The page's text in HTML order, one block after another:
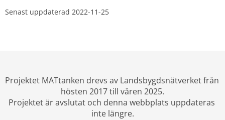
Senast uppdaterad 2022-11-25
Projektet MATtanken drevs av Landsbygdsnätverket från
hösten 2017 till våren 2025.
Projektet är avslutat och denna webbplats uppdateras
inte längre.